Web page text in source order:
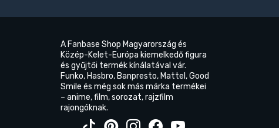
A Fanbase Shop Magyarország és
Közép-Kelet-Európa kiemelkedő figura
és gyűjtői termék kínálatával vár.
Funko, Hasbro, Banpresto, Mattel, Good
Smile és még sok más márka termékei
– anime, film, sorozat, rajzfilm
rajongóknak.